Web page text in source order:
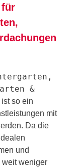
für
&
ist so ein
mit
Da die
und
weit weniger